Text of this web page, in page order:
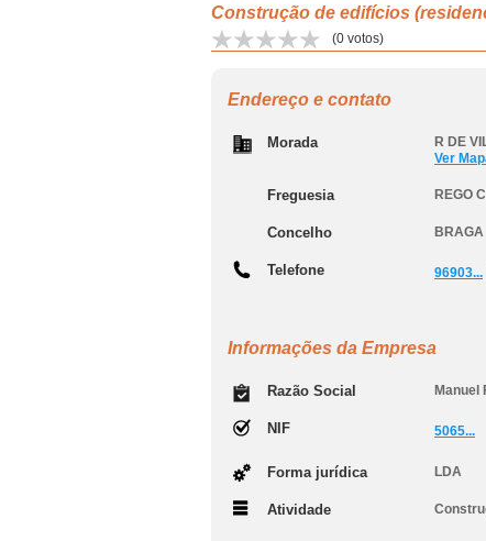
Construção de edifícios
(0 votos)
Endereço e contato
Morada R DE
Ver
Freguesia REGO
Concelho BRAGA
Telefone 96903...
Informações da Empresa
Razão Social Manuel
NIF 5065...
Forma jurídica LDA
Atividade